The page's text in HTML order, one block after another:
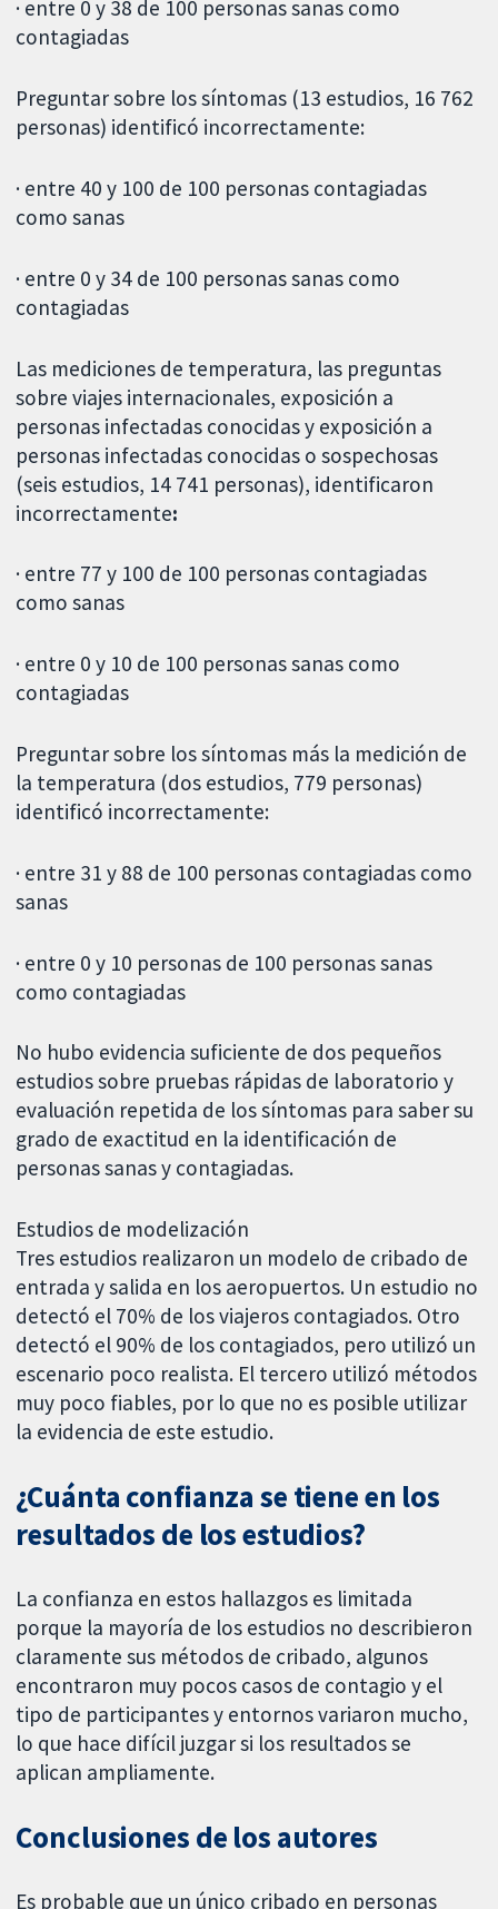
· entre 0 y 38 de 100 personas sanas como
contagiadas
Preguntar sobre los síntomas (13 estudios, 16 762
personas) identificó incorrectamente:
· entre 40 y 100 de 100 personas contagiadas
como sanas
· entre 0 y 34 de 100 personas sanas como
contagiadas
Las mediciones de temperatura, las preguntas
sobre viajes internacionales, exposición a
personas infectadas conocidas y exposición a
personas infectadas conocidas o sospechosas
(seis estudios, 14 741 personas), identificaron
incorrectamente:
· entre 77 y 100 de 100 personas contagiadas
como sanas
· entre 0 y 10 de 100 personas sanas como
contagiadas
Preguntar sobre los síntomas más la medición de
la temperatura (dos estudios, 779 personas)
identificó incorrectamente:
· entre 31 y 88 de 100 personas contagiadas como
sanas
· entre 0 y 10 personas de 100 personas sanas
como contagiadas
No hubo evidencia suficiente de dos pequeños
estudios sobre pruebas rápidas de laboratorio y
evaluación repetida de los síntomas para saber su
grado de exactitud en la identificación de
personas sanas y contagiadas.
Estudios de modelización
Tres estudios realizaron un modelo de cribado de
entrada y salida en los aeropuertos. Un estudio no
detectó el 70% de los viajeros contagiados. Otro
detectó el 90% de los contagiados, pero utilizó un
escenario poco realista. El tercero utilizó métodos
muy poco fiables, por lo que no es posible utilizar
la evidencia de este estudio.
¿Cuánta confianza se tiene en los
resultados de los estudios?
La confianza en estos hallazgos es limitada
porque la mayoría de los estudios no describieron
claramente sus métodos de cribado, algunos
encontraron muy pocos casos de contagio y el
tipo de participantes y entornos variaron mucho,
lo que hace difícil juzgar si los resultados se
aplican ampliamente.
Conclusiones de los autores
Es probable que un único cribado en personas